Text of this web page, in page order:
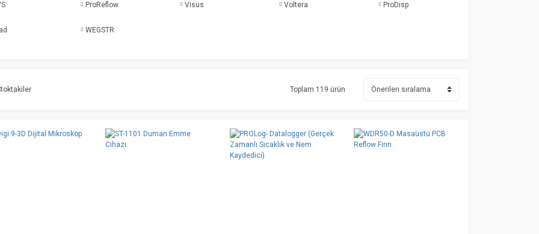
ProReflow Visus Voltera ProDisp
WEGSTR
Toplam 119 ürün